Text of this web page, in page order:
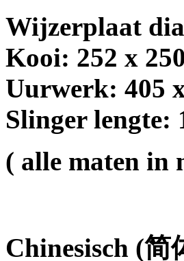
Wijzerplaat
Kooi: 252 x
Uurwerk: 405
Slinger lengte:
( alle maten in
Chinesisch (简